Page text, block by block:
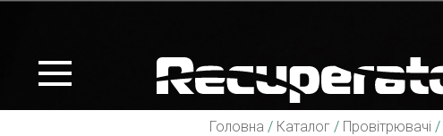
Головна / Каталог / Провітрювачі /